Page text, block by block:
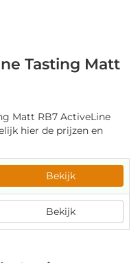
Tasting Matt
Matt RB7 ActiveLine
hier de prijzen en
Bekijk
Bekijk